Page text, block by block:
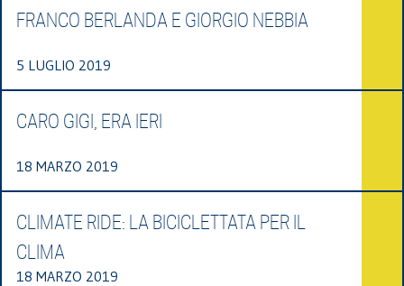
FRANCO BERLANDA E GIORGIO NEBBIA
5 LUGLIO 2019
CARO GIGI, ERA IERI
18 MARZO 2019
CLIMATE RIDE: LA BICICLETTATA PER IL
CLIMA
18 MARZO 2019